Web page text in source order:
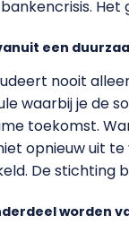
een
nooit
waarbij je de
toekomst.
opnieuw uit
De stichting
worden